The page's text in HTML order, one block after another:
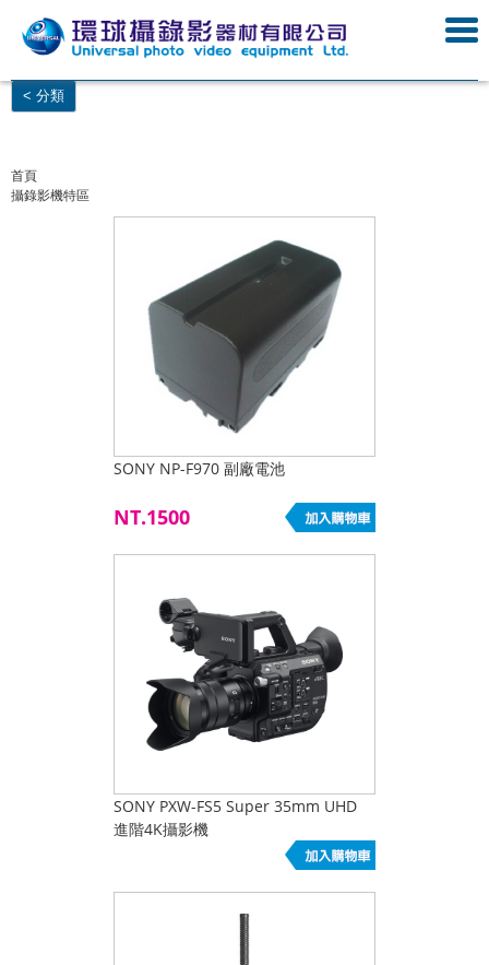
< 分類
首頁
攝錄影機特區
SONY NP-F970 副廠電池
NT.1500
SONY PXW-FS5 Super 35mm UHD
進階4K攝影機